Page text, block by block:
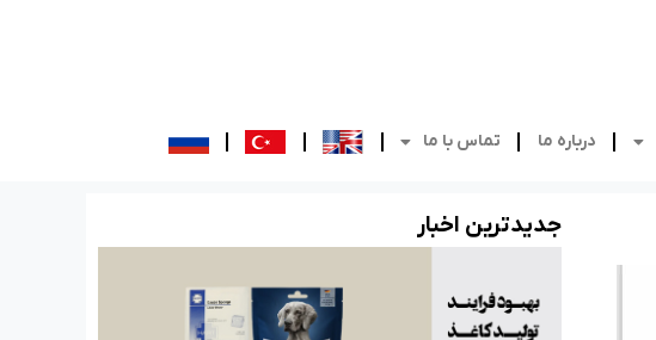
درباره ما تماس با ما
جدید‌ترین اخبار